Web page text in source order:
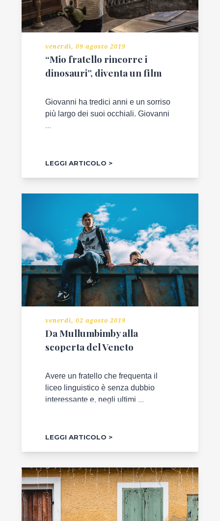
venerdì, 09 agosto 2019
“Mio fratello rincorre i
dinosauri”, diventa un film
Giovanni ha tredici anni e un sorriso
più largo dei suoi occhiali. Giovanni
...
LEGGI ARTICOLO
venerdì, 02 agosto 2019
Da Mullumbimby alla
scoperta del Veneto
Avere un fratello che frequenta il
liceo linguistico è senza dubbio
interessante e, negli ultimi ...
LEGGI ARTICOLO